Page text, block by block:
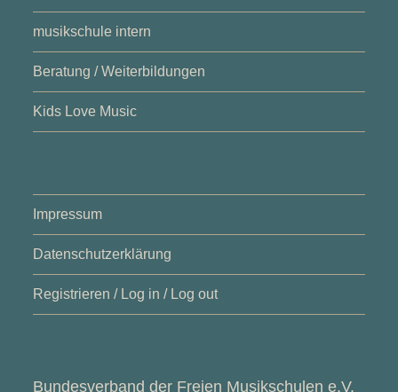
musikschule intern
Beratung / Weiterbildungen
Kids Love Music
Impressum
Datenschutzerklärung
Registrieren / Log in / Log out
Bundesverband der Freien Musikschulen e.V.